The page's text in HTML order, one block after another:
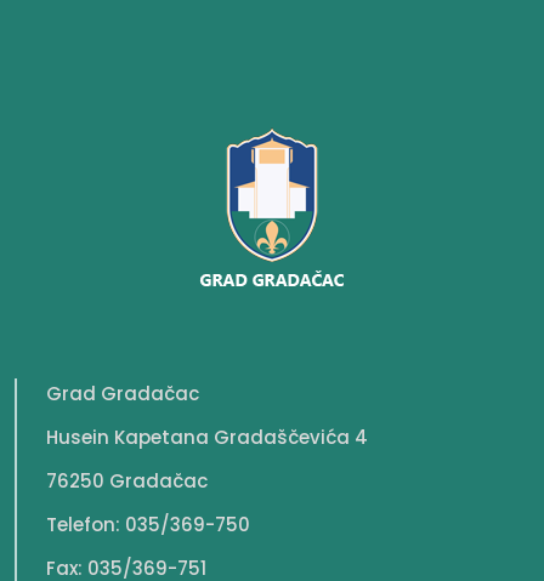
Grad Gradačac
Husein Kapetana Gradaščevića 4
76250 Gradačac
Telefon: 035/369-750
Fax: 035/369-751